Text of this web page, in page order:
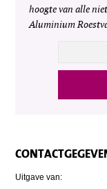
hoogte van alle
Aluminium
Uitgave van: